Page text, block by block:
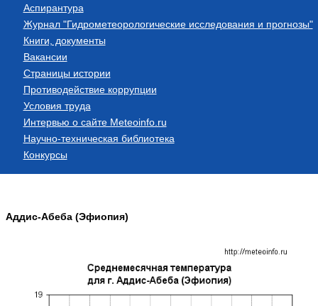
Аспирантура
Журнал "Гидрометеорологические исследования и прогнозы"
Книги, документы
Вакансии
Страницы истории
Противодействие коррупции
Условия труда
Интервью о сайте Meteoinfo.ru
Научно-техническая библиотека
Конкурсы
Аддис-Абеба (Эфиопия)